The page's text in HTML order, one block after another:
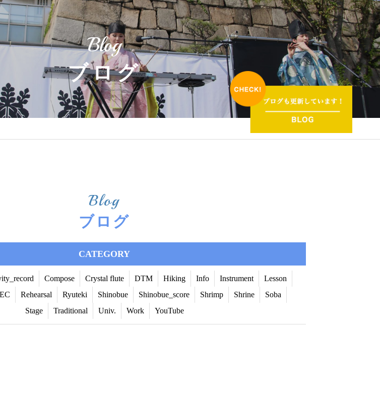
Blog
ブログ
Blog
ブログ
CATEGORY
Compose Crystal flute DTM Hiking Info Instrument
Lesson
Rehearsal Ryuteki Shinobue Shinobue_score Shrimp Shrine
Soba
Stage
Traditional Univ. Work YouTube